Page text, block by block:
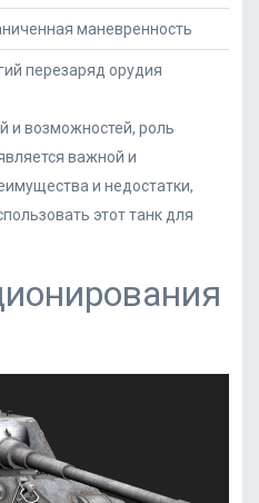
маневренность
перезаряд орудия
и возможностей, роль
важной и
и недостатки,
этот танк для